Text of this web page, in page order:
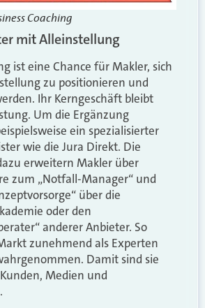
Coaching
mit Alleinstellung
ist eine Chance für Makler, sich
zu positionieren und
Ihr Kerngeschäft bleibt
Um die Ergänzung
ein spezialisierter
wie die Jura Direkt. Die
erweitern Makler über
zum „Notfall-Manager“ und
über die
oder den
anderer Anbieter. So
zunehmend als Experten
Damit sind sie
Medien und